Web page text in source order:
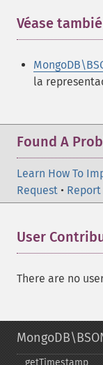
Véase
la
Found A
Learn How To
Request • Report
User
There are no
getTimestamp